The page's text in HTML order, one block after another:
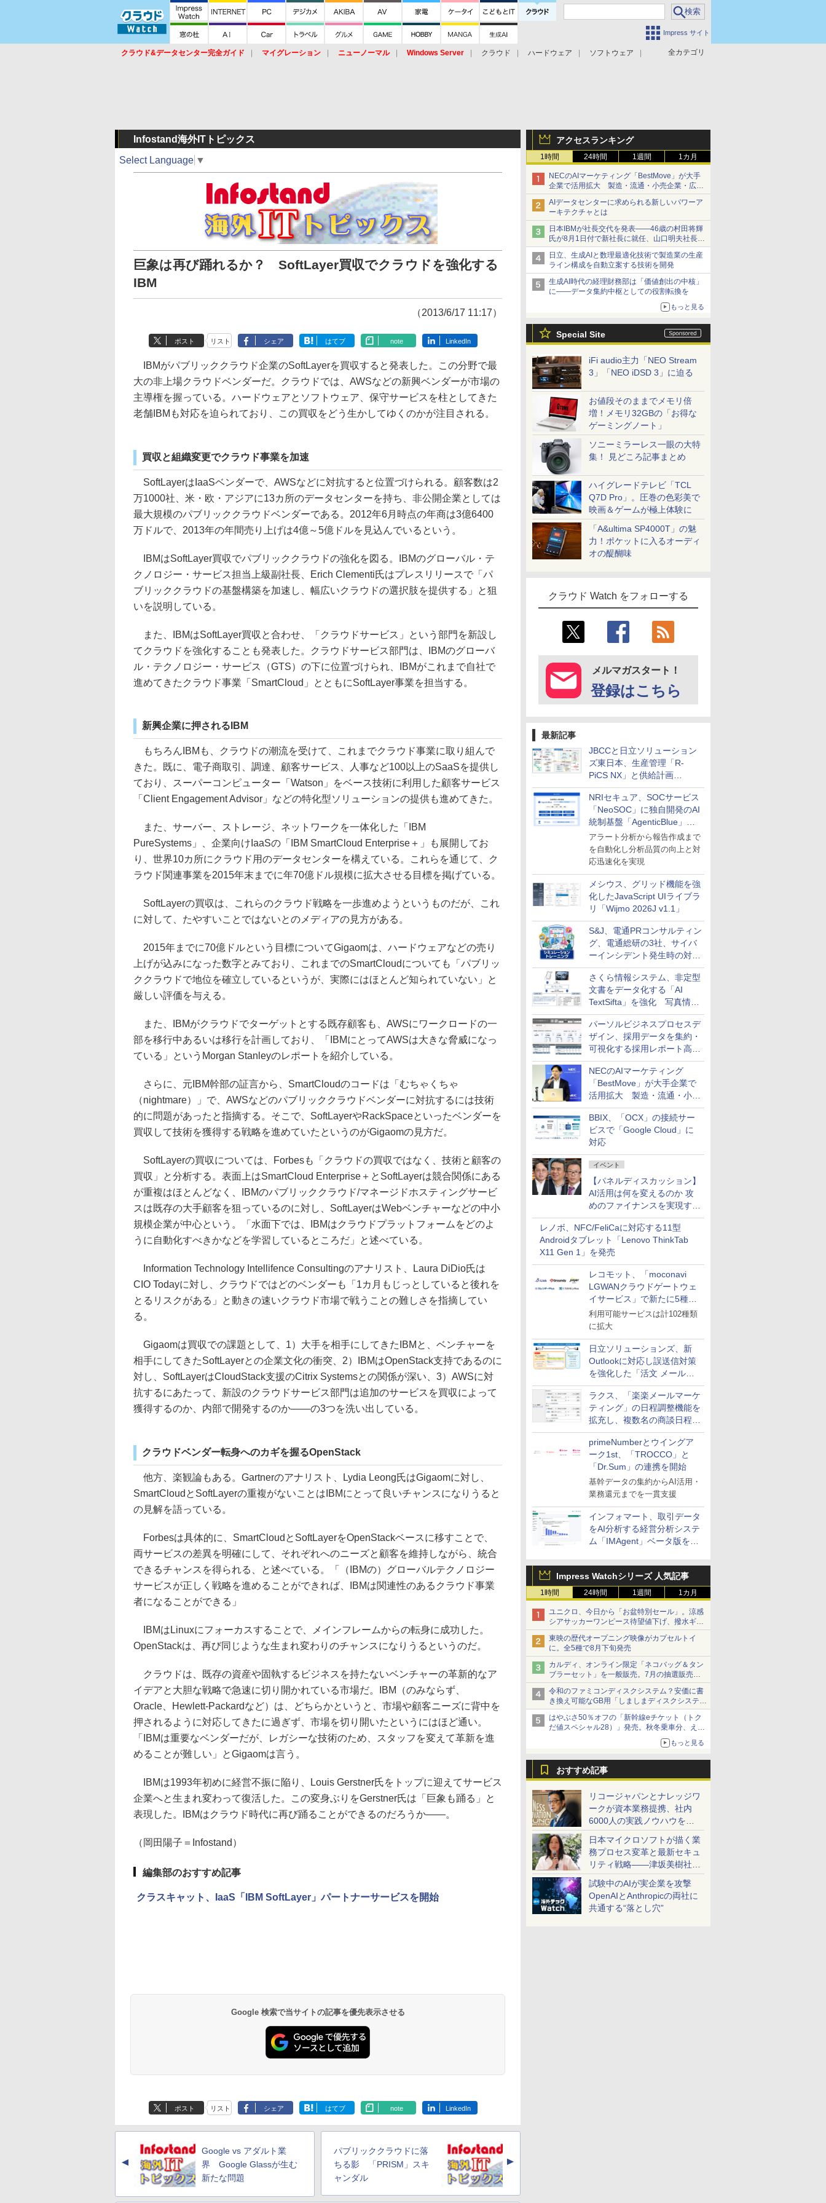
Impress サイト
全カテゴリ
クラウド&データセンター完全ガイド マイグレーション ニューノーマル Windows Server クラウド ハードウェア
ソフトウェア
アクセスランキング
1時間 24時間 1週間 1カ月
NECのAIマーケティング「BestMove」が大手
企業で活用拡大 製造・流通・小売企業・広告
代理店などが実装フェーズへ
AIデータセンターに求められる新しいパワーア
ーキテクチャとは
日本IBMが社長交代を発表――46歳の村田将輝
氏が8月1日付で新社長に就任、山口明夫社長は
会長へ
日立、生成AIと数理最適化技術で製造業の生産
ライン構成を自動立案する技術を開発
生成AI時代の経理財務部は「価値創出の中核」
に――データ集約中枢としての役割転換を
もっと見る
Special Site
iFi audio主力「NEO Stream
3」「NEO iDSD 3」に迫る
お値段そのままでメモリ倍
増！メモリ32GBの「お得な
ゲーミングノート」
ソニーミラーレス一眼の大特
集！ 見どころ記事まとめ
ハイグレードテレビ「TCL
Q7D Pro」。圧巻の色彩美で
映画＆ゲームが極上体験に
「A&ultima SP4000T」の魅
力！ポケットに入るオーディ
オの醍醐味
クラウド Watch をフォローする
メルマガスタート！
登録はこちら
最新記事
JBCCと日立ソリューション
ズ東日本、生産管理「R-
PiCS NX」と供給計画
「scSQUARE ISP」の連携サ
ービスを提供開始
NRIセキュア、SOCサービス
「NeoSOC」に独自開発のAI
統制基盤「AgenticBlue」を
導入
アラート分析から報告作成まで
を自動化し分析品質の向上と対
応迅速化を実現
メシウス、グリッド機能を強
化したJavaScript UIライブラ
リ「Wijmo 2026J v1.1」
S&J、電通PRコンサルティン
グ、電通総研の3社、サイバ
ーインシデント発生時の対応
と危機管理広報を一体的に訓
練するプログラムを提供
さくら情報システム、非定型
文書をデータ化する「AI
TextSifta」を強化 写真情報
のデータ化などに対応
パーソルビジネスプロセスデ
ザイン、採用データを集約・
可視化する採用レポート高速
化サービスを提供
NECのAIマーケティング
「BestMove」が大手企業で
活用拡大 製造・流通・小売
企業・広告代理店などが実装
フェーズへ
BBIX、「OCX」の接続サー
ビスで「Google Cloud」に
対応
イベント
【パネルディスカッション】
AI活用は何を変えるのか 攻
めのファイナンスを実現する
業務設計とマインドセット変
革
レノボ、NFC/FeliCaに対応する11型
Androidタブレット「Lenovo ThinkTab
X11 Gen 1」を発売
レコモット、「moconavi
LGWANクラウドゲートウェ
イサービス」で新たに5種類
のサービスと連携開始
利用可能サービスは計102種類
に拡大
日立ソリューションズ、新
Outlookに対応し誤送信対策
を強化した「活文 メール誤
送信防止アドインサービス」
を提供
ラクス、「楽楽メールマーケ
ティング」の日程調整機能を
拡充し、複数名の商談日程調
整を効率化
primeNumberとウイングア
ーク1st、「TROCCO」と
「Dr.Sum」の連携を開始
基幹データの集約からAI活用・
業務還元までを一貫支援
インフォマート、取引データ
をAI分析する経営分析システ
ム「IMAgent」ベータ版を提
Impress Watchシリーズ 人気記事
1時間 24時間 1週間 1カ月
ユニクロ、今日から「お盆特別セール」。涼感
シアサッカーワンピース待望値下げ、撥水ギア
ショーツは1990円に
東映の歴代オープニング映像がカプセルトイ
に。全5種で8月下旬発売
カルディ、オンライン限定「ネコバッグ＆タン
ブラーセット」を一般販売。7月の抽選販売の
当選無効分
令和のファミコンディスクシステム？安価に書
き換え可能なGB用「しましまディスクシステ
ム」
はやぶさ50％オフの「新幹線eチケット（トク
だ値スペシャル28）」発売。秋冬乗車分、えき
もっと見る
おすすめ記事
リコージャパンとナレッジワ
ークが資本業務提携、社内
6000人の実践ノウハウを生
かした「AI商談記録 for
RICOH」を展開へ
日本マイクロソフトが描く業
務プロセス変革と最新セキュ
リティ戦略――津坂美樹社長
が2027年度戦略を説明
試験中のAIが実企業を攻撃
OpenAIとAnthropicの両社に
共通する“落とし穴”
Infostand海外ITトピックス
Select Language ▼
巨象は再び踊れるか？ SoftLayer買収でクラウドを強化する
IBM
（2013/6/17 11:17）
ポスト リスト シェア はてブ note LinkedIn
IBMがパブリッククラウド企業のSoftLayerを買収すると発表した。この分野で最
大の非上場クラウドベンダーだ。クラウドでは、AWSなどの新興ベンダーが市場の
主導権を握っている。ハードウェアとソフトウェア、保守サービスを柱としてきた
老舗IBMも対応を迫られており、この買収をどう生かしてゆくのかが注目される。
買収と組織変更でクラウド事業を加速
SoftLayerはIaaSベンダーで、AWSなどに対抗すると位置づけられる。顧客数は2
万1000社、米・欧・アジアに13カ所のデータセンターを持ち、非公開企業としては
最大規模のパブリッククラウドベンダーである。2012年6月時点の年商は3億6400
万ドルで、2013年の年間売り上げは4億～5億ドルを見込んでいるという。
IBMはSoftLayer買収でパブリッククラウドの強化を図る。IBMのグローバル・テ
クノロジー・サービス担当上級副社長、Erich Clementi氏はプレスリリースで「パ
ブリッククラウドの基盤構築を加速し、幅広いクラウドの選択肢を提供する」と狙
いを説明している。
また、IBMはSoftLayer買収と合わせ、「クラウドサービス」という部門を新設し
てクラウドを強化することも発表した。クラウドサービス部門は、IBMのグローバ
ル・テクノロジー・サービス（GTS）の下に位置づけられ、IBMがこれまで自社で
進めてきたクラウド事業「SmartCloud」とともにSoftLayer事業を担当する。
新興企業に押されるIBM
もちろんIBMも、クラウドの潮流を受けて、これまでクラウド事業に取り組んで
きた。既に、電子商取引、調達、顧客サービス、人事など100以上のSaaSを提供し
ており、スーパーコンピューター「Watson」をベース技術に利用した顧客サービス
「Client Engagement Advisor」などの特化型ソリューションの提供も進めてきた。
また、サーバー、ストレージ、ネットワークを一体化した「IBM
PureSystems」、企業向けIaaSの「IBM SmartCloud Enterprise＋」も展開してお
り、世界10カ所にクラウド用のデータセンターを構えている。これらを通じて、ク
ラウド関連事業を2015年末までに年70億ドル規模に拡大させる目標を掲げている。
SoftLayerの買収は、これらのクラウド戦略を一歩進めようというものだが、これ
に対して、たやすいことではないとのメディアの見方がある。
2015年までに70億ドルという目標についてGigaomは、ハードウェアなどの売り
上げが込みになった数字とみており、これまでのSmartCloudについても「パブリッ
ククラウドで地位を確立しているというが、実際にはほとんど知られていない」と
厳しい評価を与える。
また、IBMがクラウドでターゲットとする既存顧客も、AWSにワークロードの一
部を移行中あるいは移行を計画しており、「IBMにとってAWSは大きな脅威になっ
ている」というMorgan Stanleyのレポートを紹介している。
さらに、元IBM幹部の証言から、SmartCloudのコードは「むちゃくちゃ
（nightmare）」で、AWSなどのパブリッククラウドベンダーに対抗するには技術
的に問題があったと指摘する。そこで、SoftLayerやRackSpaceといったベンダーを
買収して技術を獲得する戦略を進めていたというのがGigaomの見方だ。
SoftLayerの買収については、Forbesも「クラウドの買収ではなく、技術と顧客の
買収」と分析する。表面上はSmartCloud Enterprise＋とSoftLayerは競合関係にある
が重複はほとんどなく、IBMのパブリッククラウド/マネージドホスティングサービ
スは既存の大手顧客を狙っているのに対し、SoftLayerはWebベンチャーなどの中小
規模企業が中心という。「水面下では、IBMはクラウドプラットフォームをどのよ
うに自動化すべきかなどを学習しているところだ」と述べている。
Information Technology Intellifence Consultingのアナリスト、Laura DiDio氏は
CIO Todayに対し、クラウドではどのベンダーも「1カ月もじっとしていると後れを
とるリスクがある」と動きの速いクラウド市場で戦うことの難しさを指摘してい
る。
Gigaomは買収での課題として、1）大手を相手にしてきたIBMと、ベンチャーを
相手にしてきたSoftLayerとの企業文化の衝突、2）IBMはOpenStack支持であるのに
対し、SoftLayerはCloudStack支援のCitrix Systemsとの関係が深い、3）AWSに対
抗するにあたって、新設のクラウドサービス部門は追加のサービスを買収によって
獲得するのか、内部で開発するのか――の3つを洗い出している。
クラウドベンダー転身へのカギを握るOpenStack
他方、楽観論もある。Gartnerのアナリスト、Lydia Leong氏はGigaomに対し、
SmartCloudとSoftLayerの重複がないことはIBMにとって良いチャンスになりうると
の見解を語っている。
Forbesは具体的に、SmartCloudとSoftLayerをOpenStackベースに移すことで、
両サービスの差異を明確にして、それぞれへのニーズと顧客を維持しながら、統合
できるチャンスを得られる、と述べている。「（IBMの）グローバルテクノロジー
サービスが正しく戦略を進めることができれば、IBMは関連性のあるクラウド事業
者になることができる」
IBMはLinuxにフォーカスすることで、メインフレームからの転身に成功した。
OpenStackは、再び同じような生まれ変わりのチャンスになりうるというのだ。
クラウドは、既存の資産や固執するビジネスを持たないベンチャーの革新的なア
イデアと大胆な戦略で急速に切り開かれている市場だ。IBM（のみならず、
Oracle、Hewlett-Packardなど）は、どちらかというと、市場や顧客ニーズに背中を
押されるように対応してきたに過ぎず、市場を切り開いたというにはほど通い。
「IBMは重要なベンダーだが、レガシーな技術のため、スタッフを変えて革新を進
めることが難しい」とGigaomは言う。
IBMは1993年初めに経営不振に陥り、Louis Gerstner氏をトップに迎えてサービス
企業へと生まれ変わって復活した。この変身ぶりをGerstner氏は「巨象も踊る」と
表現した。IBMはクラウド時代に再び踊ることができるのだろうか――。
（岡田陽子＝Infostand）
編集部のおすすめ記事
クラスキャット、IaaS「IBM SoftLayer」パートナーサービスを開始
Google 検索で当サイトの記事を優先表示させる
ポスト リスト シェア はてブ note LinkedIn
▲
Google vs アダルト業
界 Google Glassが生む
新たな問題
パブリッククラウドに落
ちる影 「PRISM」スキ
ャンダル
▲